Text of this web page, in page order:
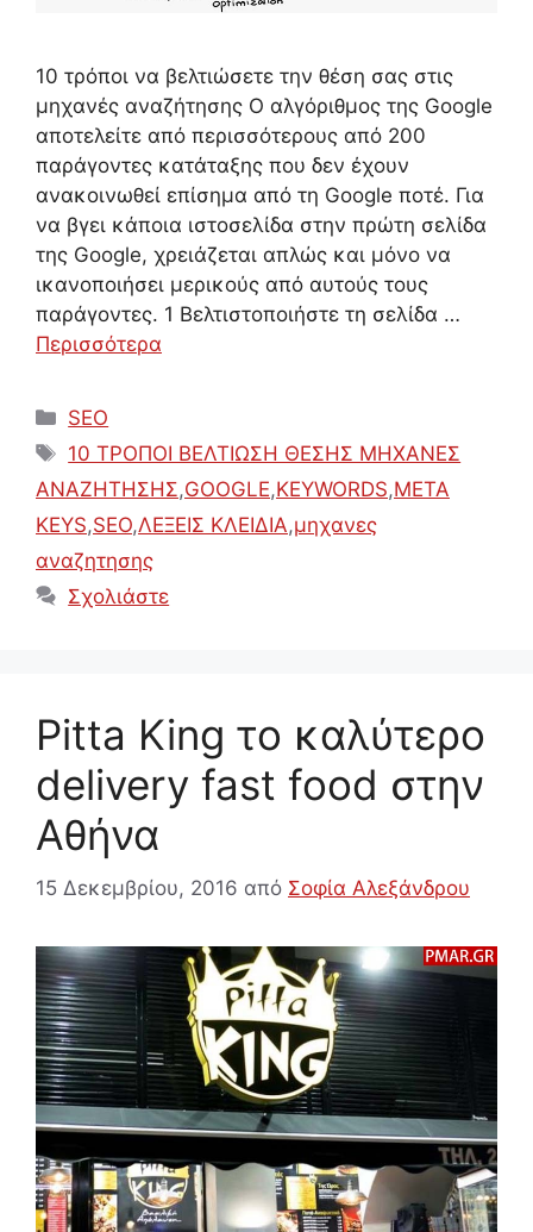
10 τρόποι να βελτιώσετε την θέση σας στις
μηχανές αναζήτησης Ο αλγόριθμος της Google
αποτελείτε από περισσότερους από 200
παράγοντες κατάταξης που δεν έχουν
ανακοινωθεί επίσημα από τη Google ποτέ. Για
να βγει κάποια ιστοσελίδα στην πρώτη σελίδα
της Google, χρειάζεται απλώς και μόνο να
ικανοποιήσει μερικούς από αυτούς τους
παράγοντες. 1 Βελτιστοποιήστε τη σελίδα …
Περισσότερα
Κατηγορίες
SEO
Ετικέτες
10 ΤΡΟΠΟΙ ΒΕΛΤΙΩΣΗ ΘΕΣΗΣ ΜΗΧΑΝΕΣ
ΑΝΑΖΗΤΗΣΗΣ,GOOGLE,KEYWORDS,META
KEYS,SEO,ΛΕΞΕΙΣ ΚΛΕΙΔΙΑ,μηχανες
αναζητησης
Σχολιάστε
Pitta King το καλύτερο
delivery fast food στην
Αθήνα
15 Δεκεμβρίου, 2016 από Σοφία Αλεξάνδρου